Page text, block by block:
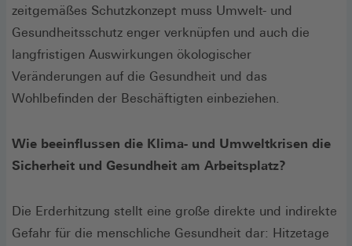
zeitgemäßes Schutzkonzept muss Umwelt- und
Gesundheitsschutz enger verknüpfen und auch die
langfristigen Auswirkungen ökologischer
Veränderungen auf die Gesundheit und das
Wohlbefinden der Beschäftigten einbeziehen.
Wie beeinflussen die Klima- und Umweltkrisen die
Sicherheit und Gesundheit am Arbeitsplatz?
Die Erderhitzung stellt eine große direkte und indirekte
Gefahr für die menschliche Gesundheit dar: Hitzetage